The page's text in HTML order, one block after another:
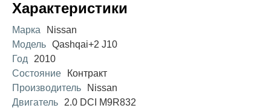
Характеристики
Марка
Nissan
Модель Qashqai+2 J10
Год
2010
Состояние
Контракт
Производитель
Nissan
Двигатель
2.0 DCI M9R832